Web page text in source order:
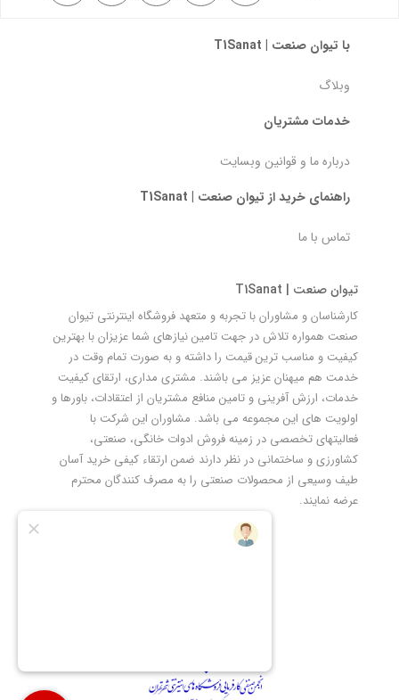
با تیوان صنعت | T1Sanat
وبلاگ
خدمات مشتریان
درباره ما و قوانین وبسایت
راهنمای خرید از تیوان صنعت | T1Sanat
تماس با ما
تیوان صنعت | T1Sanat
کارشناسان و مشاوران با تجربه و متعهد فروشگاه اینترنتی تیوان
صنعت همواره تلاش در جهت تامین نیازهای شما عزیزان با بهترین
کیفیت و مناسب ترین قیمت را داشته و به صورت تمام وقت در
خدمت هم میهنان عزیز می باشند. مشتری مداری، ارتقای کیفیت
خدمات، ارزش آفرینی و تامین منافع مشتریان از اعتقادات، باورها و
اولویت های این مجموعه می باشد. مشاوران این شرکت با
فعالیتهای تخصصی در زمینه فروش ادوات خانگی، صنعتی،
کشاورزی و ساختمانی در نظر دارند ضمن ارتقاء کیفی خرید آسان
طیف وسیعی از محصولات صنعتی را به مصرف کنندگان محترم
عرضه نمایند.